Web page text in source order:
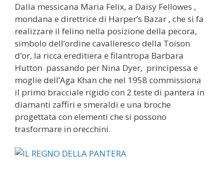
Dalla messicana Maria Felix, a Daisy Fellowes ,
mondana e direttrice di Harper’s Bazar , che si fa
realizzare il felino nella posizione della pecora,
simbolo dell’ordine cavalleresco della Toison
d’or, la ricca ereditiera e filantropa Barbara
Hutton passando per Nina Dyer, principessa e
moglie dell’Aga Khan che nel 1958 commissiona
il primo bracciale rigido con 2 teste di pantera in
diamanti zaffiri e smeraldi e una broche
progettata con elementi che si possono
trasformare in orecchini.